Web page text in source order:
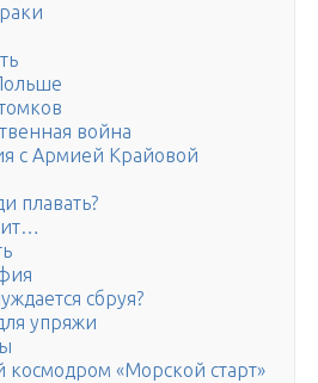
война
с Армией Крайовой
плавать?
сбруя?
упряжи
«Морской старт»